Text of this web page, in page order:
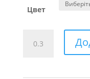
Цвет
жорсткий